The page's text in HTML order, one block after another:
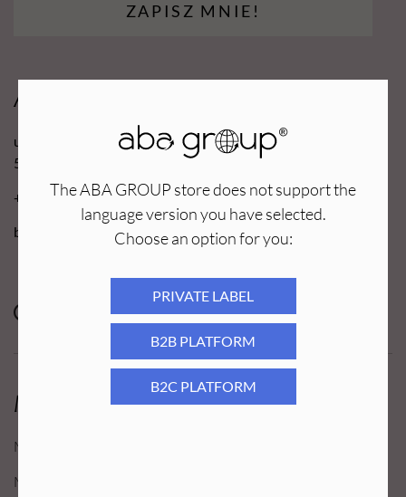
The ABA GROUP store does not support the
language version you have selected.
Choose an option for you:
PRIVATE LABEL
B2B PLATFORM
B2C PLATFORM
ZAPISZ MNIE!
Moje Konto
Moje konto
Moje Zamówienia
Aba Group
ul. Robotnicza 70D
53-608 Wrocław
+48 71 727 60 16
bok@e-abagroup.com